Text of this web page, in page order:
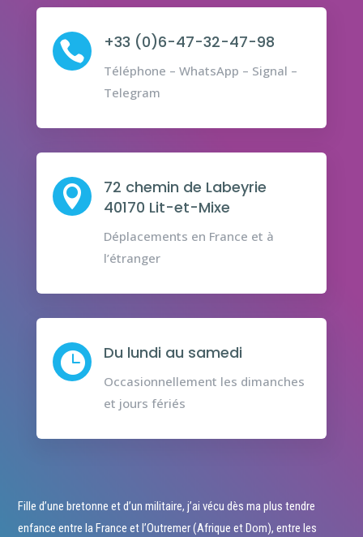
 +33 (0)6-47-32-47-98
Téléphone – WhatsApp – Signal –
Telegram

72 chemin de Labeyrie
40170 Lit-et-Mixe
Déplacements en France et à
l’étranger
 Du lundi au samedi
Occasionnellement les dimanches
et jours fériés
Fille d’une bretonne et d’un militaire, j’ai vécu dès ma plus tendre
enfance entre la France et l’Outremer (Afrique et Dom), entre les